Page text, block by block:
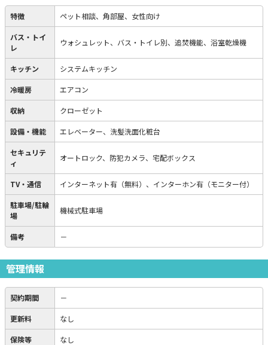
特徴 ペット相談、角部屋、女性向け
バス・トイ
レ
ウォシュレット、バス・トイレ別、追焚機能、浴室乾燥機
キッチン システムキッチン
冷暖房 エアコン
収納 クローゼット
設備・機能 エレベーター、洗髪洗面化粧台
セキュリテ
ィ
オートロック、防犯カメラ、宅配ボックス
TV・通信 インターネット有（無料）、インターホン有（モニター付）
駐車場/駐輪
場
機械式駐車場
備考 －
管理情報
契約期間 －
更新料 なし
保険等 なし